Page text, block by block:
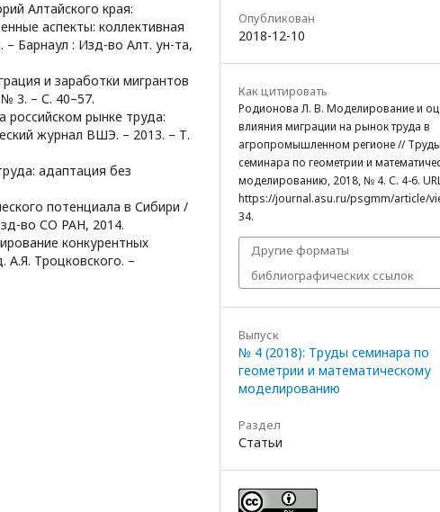
Алтайского края:
аспекты: коллективная
– Барнаул : Изд-во Алт. ун-та,
и заработки мигрантов
3. – С. 40–57.
рынке труда:
журнал ВШЭ. – 2013. – Т.
адаптация без
потенциала в Сибири /
во СО РАН, 2014.
конкурентных
Троцковского. –
Опубликован
2018-12-10
Как цитировать
Родионова Л. В. Моделирование и
влияния миграции на рынок труда в
агропромышленном регионе // Труды
семинара по геометрии и
моделированию, 2018, № 4. С. 4-6.
https://journal.asu.ru/psgmm/article/
34.
Другие форматы
библиографических ссылок
Выпуск
№ 4 (2018): Труды семинара по
геометрии и математическому
моделированию
Раздел
Статьи